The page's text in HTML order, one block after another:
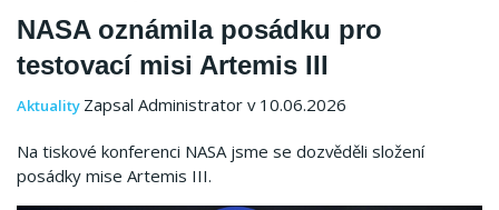
NASA oznámila posádku pro
testovací misi Artemis III
Aktuality Zapsal Administrator v 10.06.2026
Na tiskové konferenci NASA jsme se dozvěděli složení
posádky mise Artemis III.